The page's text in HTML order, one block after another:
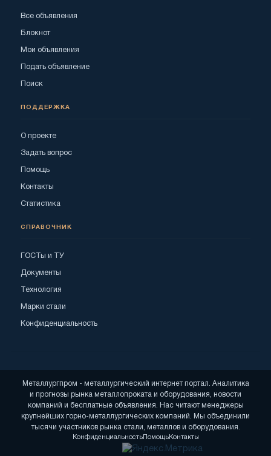
Все объявления
Блокнот
Мои объявления
Подать объявление
Поиск
ПОДДЕРЖКА
О проекте
Задать вопрос
Помощь
Контакты
Статистика
СПРАВОЧНИК
ГОСТы и ТУ
Документы
Технология
Марки стали
Конфиденциальность
Металлургпром - металлургический интернет портал. Аналитика
и прогнозы рынка металлопроката и оборудования, новости
компаний и бесплатные объявления. Нас читают менеджеры
крупнейших горно-металлургических компаний. Мы объединили
тысячи участников рынка стали, металлов и оборудования.
КонфиденциальностьПомощьКонтакты